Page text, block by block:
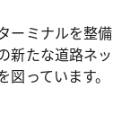
ーミナルを整備
新たな道路ネッ
っています。